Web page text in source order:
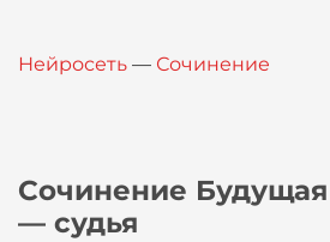
Вход
Нейросеть — Сочинение
Сочинение
— судья